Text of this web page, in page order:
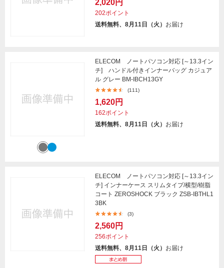
2,020円
202ポイント
送料無料、8月11日（火） お届け
ELECOM ノートパソコン対応 [～13.3イン
チ] ハンドル付きインナーバッグ カジュア
ル グレー BM-IBCH13GY
(111)
1,620円
162ポイント
送料無料、8月11日（火） お届け
ELECOM ノートパソコン対応 [～13.3イン
チ] インナーケース スリムタイプ/横型/樹脂
コート ZEROSHOCK ブラック ZSB-IBTHL1
3BK
(3)
2,560円
256ポイント
送料無料、8月11日（火） お届け